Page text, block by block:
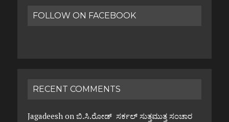
FOLLOW ON FACEBOOK
RECENT COMMENTS
Jagadeeshon ಬಿ.ಸಿ.ರೋಡ್ ಸರ್ಕಲ್ ಸುತ್ತಮುತ್ತ ಸಂಚಾರ